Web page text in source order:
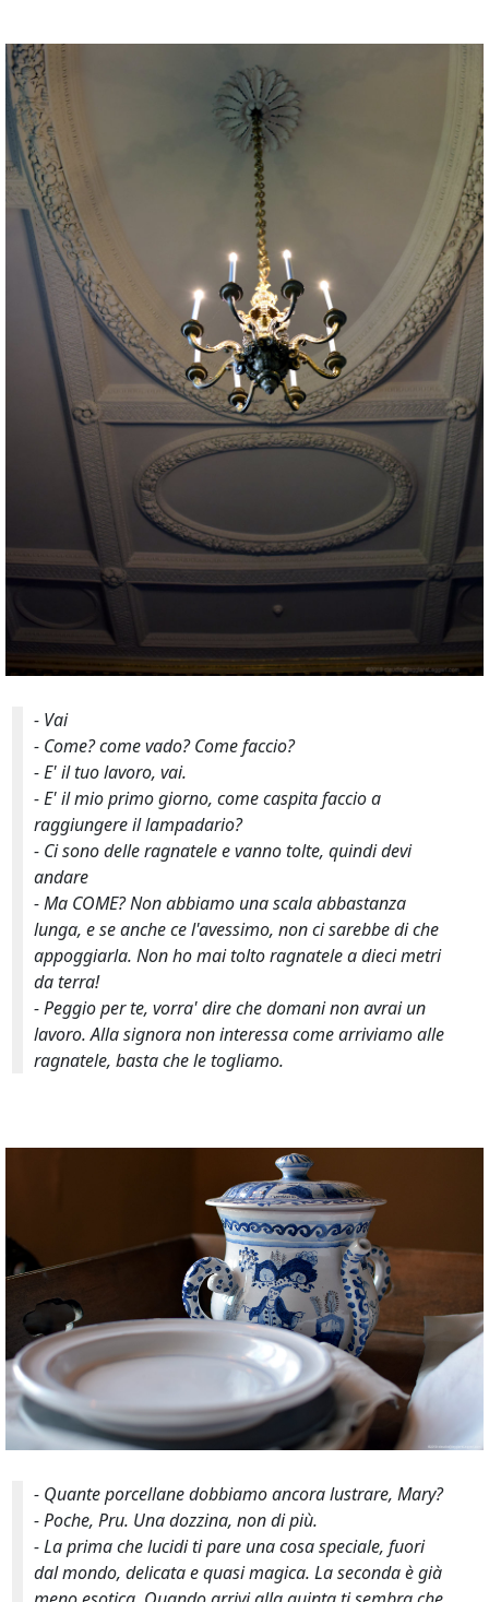
- Vai
- Come? come vado? Come faccio?
- E' il tuo lavoro, vai.
- E' il mio primo giorno, come caspita faccio a
raggiungere il lampadario?
- Ci sono delle ragnatele e vanno tolte, quindi devi
andare
- Ma COME? Non abbiamo una scala abbastanza
lunga, e se anche ce l'avessimo, non ci sarebbe di che
appoggiarla. Non ho mai tolto ragnatele a dieci metri
da terra!
- Peggio per te, vorra' dire che domani non avrai un
lavoro. Alla signora non interessa come arriviamo alle
ragnatele, basta che le togliamo.
- Quante porcellane dobbiamo ancora lustrare, Mary?
- Poche, Pru. Una dozzina, non di più.
- La prima che lucidi ti pare una cosa speciale, fuori
dal mondo, delicata e quasi magica. La seconda è già